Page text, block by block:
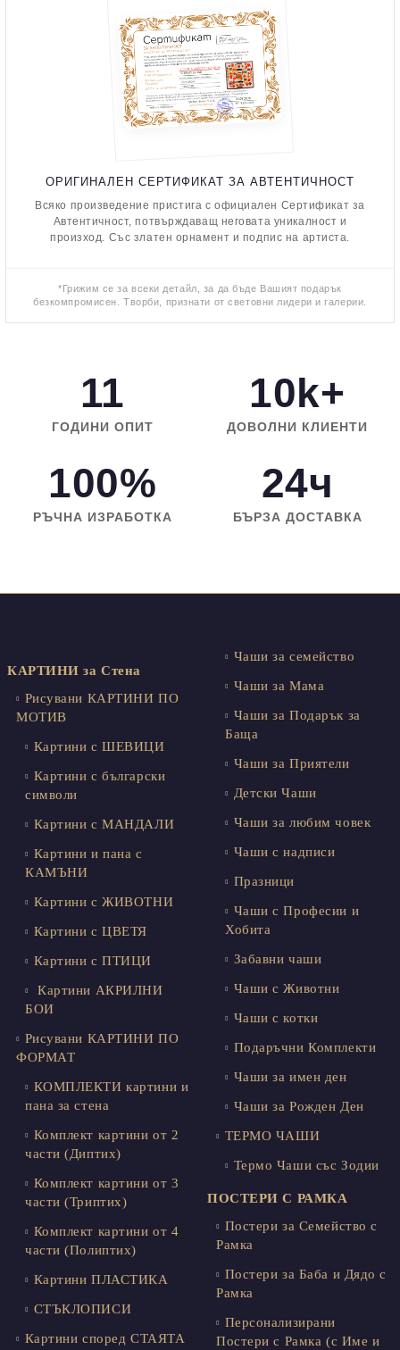
ОРИГИНАЛЕН СЕРТИФИКАТ ЗА АВТЕНТИЧНОСТ
Всяко произведение пристига с официален Сертификат за
Автентичност, потвърждаващ неговата уникалност и
произход. Със златен орнамент и подпис на артиста.
*Грижим се за всеки детайл, за да бъде Вашият подарък
безкомпромисен. Творби, признати от световни лидери и галерии.
11
ГОДИНИ ОПИТ
10k+
ДОВОЛНИ КЛИЕНТИ
100%
РЪЧНА ИЗРАБОТКА
24ч
БЪРЗА ДОСТАВКА
КАРТИНИ за Стена
Рисувани КАРТИНИ ПО
МОТИВ
Картини с ШЕВИЦИ
Картини с български
символи
Картини с МАНДАЛИ
Картини и пана с
КАМЪНИ
Картини с ЖИВОТНИ
Картини с ЦВЕТЯ
Картини с ПТИЦИ
Картини АКРИЛНИ
БОИ
Рисувани КАРТИНИ ПО
ФОРМАТ
КОМПЛЕКТИ картини и
пана за стена
Комплект картини от 2
части (Диптих)
Комплект картини от 3
части (Триптих)
Комплект картини от 4
части (Полиптих)
Картини ПЛАСТИКА
СТЪКЛОПИСИ
Картини според СТАЯТА
Чаши за семейство
Чаши за Мама
Чаши за Подарък за
Баща
Чаши за Приятели
Детски Чаши
Чаши за любим човек
Чаши с надписи
Празници
Чаши с Професии и
Хобита
Забавни чаши
Чаши с Животни
Чаши с котки
Подаръчни Комплекти
Чаши за имен ден
Чаши за Рожден Ден
ТЕРМО ЧАШИ
Термо Чаши със Зодии
ПОСТЕРИ С РАМКА
Постери за Семейство с
Рамка
Постери за Баба и Дядо с
Рамка
Персонализирани
Постери с Рамка (с Име и